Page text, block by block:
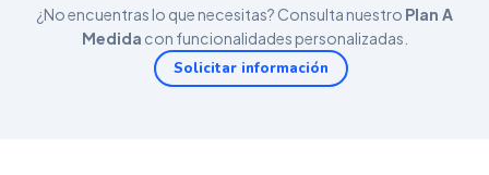
¿No encuentras lo que necesitas? Consulta nuestro Plan A
Medida con funcionalidades personalizadas.
Solicitar información